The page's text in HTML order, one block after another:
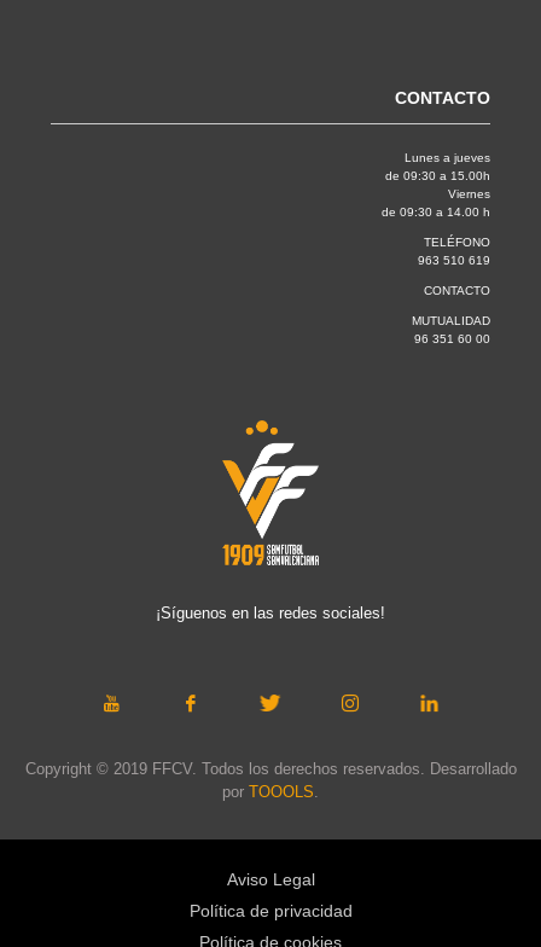
CONTACTO
Lunes a jueves
de 09:30 a 15.00h
Viernes
de 09:30 a 14.00 h
TELÉFONO
963 510 619
CONTACTO
MUTUALIDAD
96 351 60 00
¡Síguenos en las redes sociales!
Copyright © 2019 FFCV. Todos los derechos reservados. Desarrollado
por TOOOLS.
Aviso Legal
Política de privacidad
Política de cookies